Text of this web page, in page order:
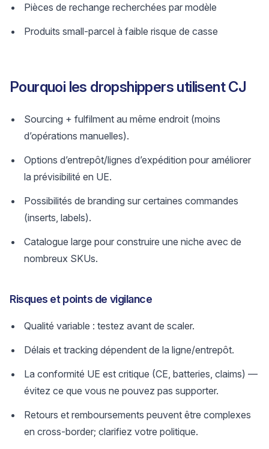
Pièces de rechange recherchées par modèle
Produits small-parcel à faible risque de casse
Pourquoi les dropshippers utilisent CJ
Sourcing + fulfilment au même endroit (moins
d’opérations manuelles).
Options d’entrepôt/lignes d’expédition pour améliorer
la prévisibilité en UE.
Possibilités de branding sur certaines commandes
(inserts, labels).
Catalogue large pour construire une niche avec de
nombreux SKUs.
Risques et points de vigilance
Qualité variable : testez avant de scaler.
Délais et tracking dépendent de la ligne/entrepôt.
La conformité UE est critique (CE, batteries, claims) —
évitez ce que vous ne pouvez pas supporter.
Retours et remboursements peuvent être complexes
en cross-border; clarifiez votre politique.